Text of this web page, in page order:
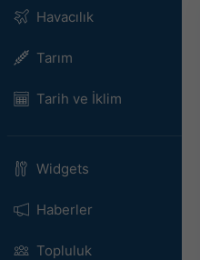
Havacılık
Tarım
Tarih ve İklim
Widgets
Haberler
Topluluk